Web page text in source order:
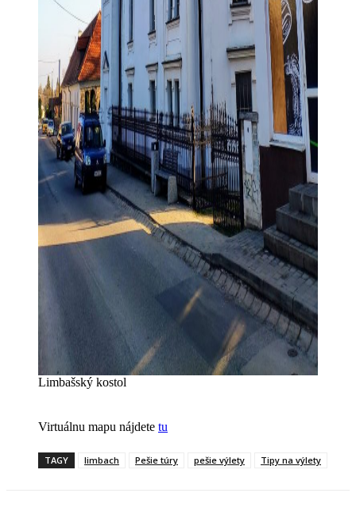
Limbašský kostol
Virtuálnu mapu nájdete tu
TAGY limbach Pešie túry pešie výlety Tipy na výlety